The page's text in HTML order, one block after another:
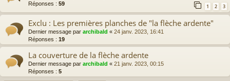
Réponses : 59 1 2 3
Exclu : Les premières planches de "la flèche ardente"
Dernier message par archibald « 24 janv. 2023, 16:41
Réponses : 19
La couverture de la flèche ardente
Dernier message par archibald « 21 janv. 2023, 00:15
Réponses : 5